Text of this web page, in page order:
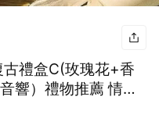
禮盒C(玫瑰花+香
響）禮物推薦 情人